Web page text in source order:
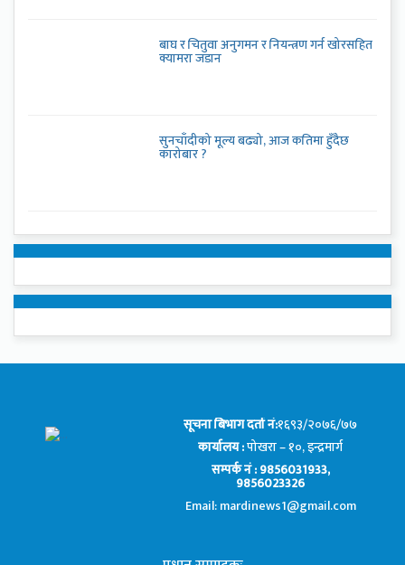
बाघ र चितुवा अनुगमन र नियन्त्रण गर्न खोरसहित
क्यामरा जडान
सुनचाँदीको मूल्य बढ्यो, आज कतिमा हुँदैछ
कारोबार ?
सूचना बिभाग दर्ता नं:१६९३/२०७६/७७
कार्यालय :पोखरा – १०, इन्द्रमार्ग
सम्पर्क नं : 9856031933,
9856023326
Email: mardinews1@gmail.com